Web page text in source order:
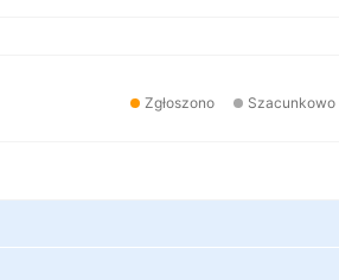
Zgłoszono Szacunkowo